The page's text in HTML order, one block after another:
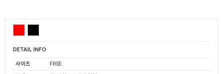
DETAIL INFO
사이즈
FREE